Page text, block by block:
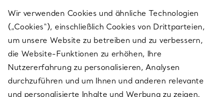
SERVICES
ÜBER TIFFANY & CO.
Wir verwenden Cookies und ähnliche Technologien
(„Cookies“), einschließlich Cookies von Drittparteien,
um unsere Website zu betreiben und zu verbessern,
die Website-Funktionen zu erhöhen, Ihre
Nutzererfahrung zu personalisieren, Analysen
durchzuführen und um Ihnen und anderen relevante
und personalisierte Inhalte und Werbung zu zeigen.